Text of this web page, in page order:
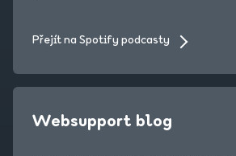
Přejít na Spotify podcasty
Websupport blog